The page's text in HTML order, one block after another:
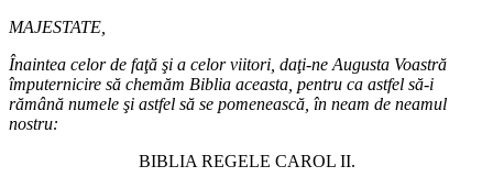
MAJESTATE,
Înaintea celor de faţă şi a celor viitori, daţi-ne Augusta Voastră
împuternicire să chemăm Biblia aceasta, pentru ca astfel să-i
rămână numele şi astfel să se pomenească, în neam de neamul
nostru:
BIBLIA REGELE CAROL II.